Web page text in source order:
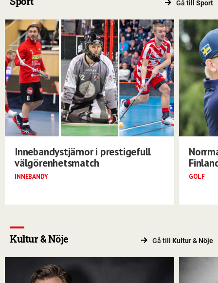
Gå till Sport
Innebandystjärnor i prestigefull
välgörenhetsmatch
INNEBANDY GOLF
Kultur & Nöje Gå till Kultur & Nöje